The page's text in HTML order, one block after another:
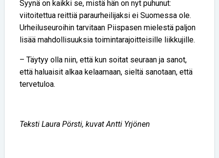
Syynä on kaikki se, mistä hän on nyt puhunut:
viitoitettua reittiä paraurheilijaksi ei Suomessa ole.
Urheiluseuroihin tarvitaan Piispasen mielestä paljon
lisää mahdollisuuksia toimintarajoitteisille liikkujille.
– Täytyy olla niin, että kun soitat seuraan ja sanot,
että haluaisit alkaa kelaamaan, sieltä sanotaan, että
tervetuloa.
Teksti Laura Pörsti, kuvat Antti Yrjönen